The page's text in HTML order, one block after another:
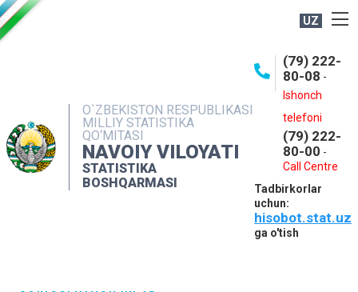
UZ
O`ZBEKISTON RESPUBLIKASI
MILLIY STATISTIKA
QO‘MITASI
NAVOIY VILOYATI
STATISTIKA
BOSHQARMASI
(79) 222-
80-08 -
Ishonch
telefoni
(79) 222-
80-00 -
Call Centre
Tadbirkorlar
uchun:
hisobot.stat.uz
ga o'tish
OCHIQ MA'LUMOTLAR
INTERAKTIV XIZMATLAR
MUROJAATLAR